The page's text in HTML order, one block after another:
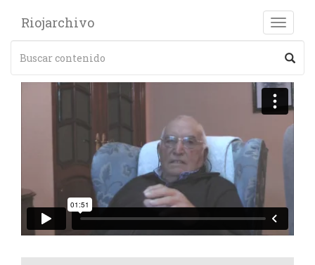
Toggle
Riojarchivo